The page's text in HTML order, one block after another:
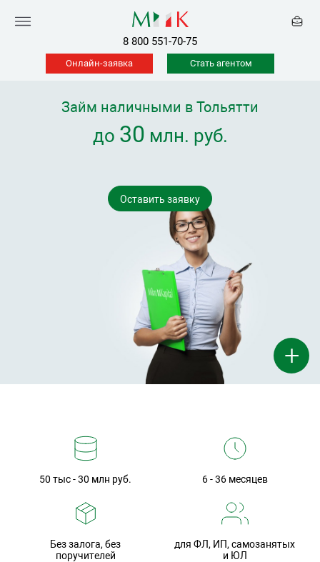
8 800 551-70-75
Онлайн-заявка Стать агентом
+
Оставить заявку
Займ наличными в Тольятти
до 30 млн. руб.
50 тыс - 30 млн руб. 6 - 36 месяцев
Без залога, без
поручителей
для ФЛ, ИП, самозанятых
и ЮЛ